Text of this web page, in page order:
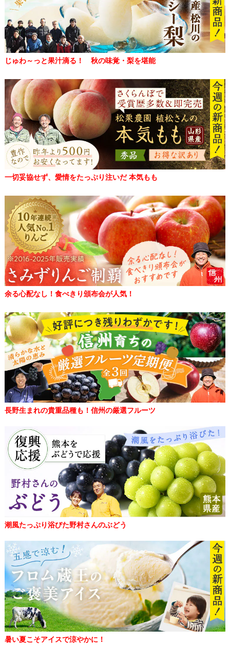
じゅわ～っと果汁滴る！ 秋の味覚・梨を堪能
一切妥協せず、愛情をたっぷり注いだ 本気もも
余る心配なし！食べきり頒布会が人気！
長野生まれの貴重品種も！信州の厳選フルーツ
潮風たっぷり浴びた野村さんのぶどう
暑い夏こそアイスで涼やかに！